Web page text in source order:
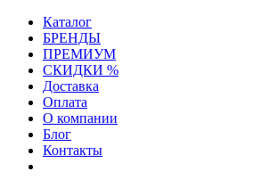
Каталог
БРЕНДЫ
ПРЕМИУМ
СКИДКИ %
Доставка
Оплата
О компании
Блог
Контакты